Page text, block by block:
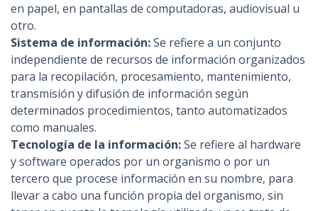
en papel, en pantallas de computadoras, audiovisual u
otro.
Sistema de información:Se refiere a un conjunto
independiente de recursos de información organizados
para la recopilación, procesamiento, mantenimiento,
transmisión y difusión de información según
determinados procedimientos, tanto automatizados
como manuales.
Tecnología de la información:Se refiere al hardware
y software operados por un organismo o por un
tercero que procese información en su nombre, para
llevar a cabo una función propia del organismo, sin